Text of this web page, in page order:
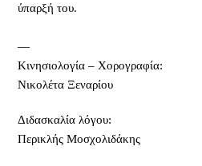
ύπαρξή του.
—
Κινησιολογία – Χορογραφία:
Νικολέτα Ξεναρίου
Διδασκαλία λόγου:
Περικλής Μοσχολιδάκης